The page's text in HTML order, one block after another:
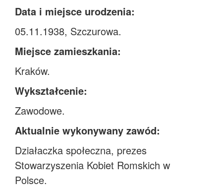
Data i miejsce urodzenia:
05.11.1938, Szczurowa.
Miejsce zamieszkania:
Kraków.
Wykształcenie:
Zawodowe.
Aktualnie wykonywany zawód:
Działaczka społeczna, prezes
Stowarzyszenia Kobiet Romskich w
Polsce.